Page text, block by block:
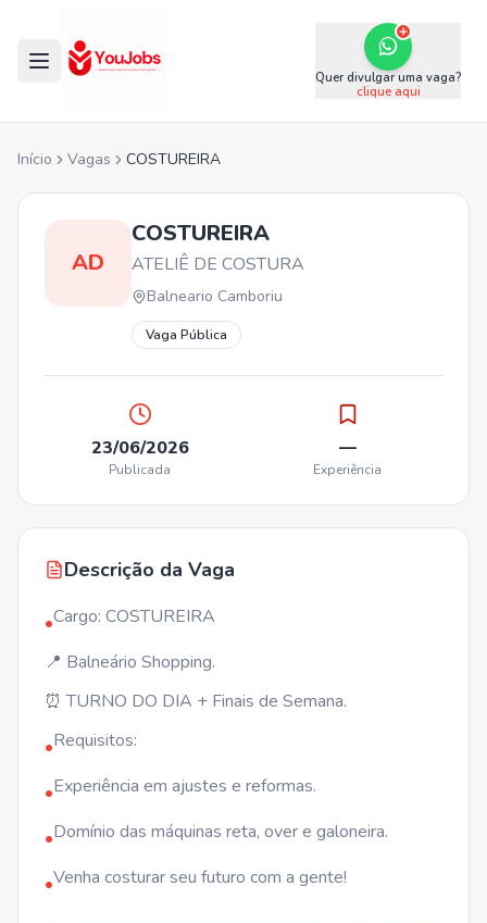
Quer divulgar uma vaga?
clique aqui
Início Vagas COSTUREIRA
AD
COSTUREIRA
ATELIÊ DE COSTURA
Balneario Camboriu
Vaga Pública
23/06/2026
Publicada
—
Experiência
Descrição da Vaga
•Cargo: COSTUREIRA
📍 Balneário Shopping.
⏰ TURNO DO DIA + Finais de Semana.
•Requisitos:
•Experiência em ajustes e reformas.
•Domínio das máquinas reta, over e galoneira.
•Venha costurar seu futuro com a gente!